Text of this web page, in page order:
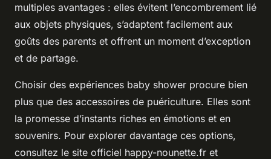
multiples avantages : elles évitent l’encombrement lié
aux objets physiques, s’adaptent facilement aux
goûts des parents et offrent un moment d’exception
et de partage.
Choisir des expériences baby shower procure bien
plus que des accessoires de puériculture. Elles sont
la promesse d’instants riches en émotions et en
souvenirs. Pour explorer davantage ces options,
consultez le site officiel happy-nounette.fr et